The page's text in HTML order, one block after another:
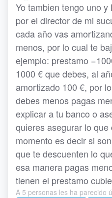
Yo tambien tengo uno
por el director de mi
cada año vas
menos, por lo cual te
ejemplo: prestamo
1000 € que debes, al
amortizado 100 €, por
debes menos pagas
explicar a tu banco o
quieres asegurar lo
momento es decir si
que te descuenten lo
esa manera pagas
tienen el prestamo
A 5 personas les ha parecido